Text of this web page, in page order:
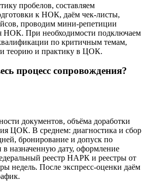
пробелов, составляем
к НОК, даём чек-листы,
проводим мини-репетиции
НОК. При необходимости подключаем
по критичным темам,
теорию и практику в ЦОК.
процесс сопровождения?
документов, объёма доработки
ЦОК. В среднем: диагностика и сбор
бронирование и допуск по
назначенную дату, оформление
реестр НАРК и реестры от
недель. После экспресс-оценки даём